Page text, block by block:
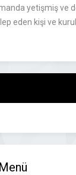
yetişmiş ve
eden kişi ve